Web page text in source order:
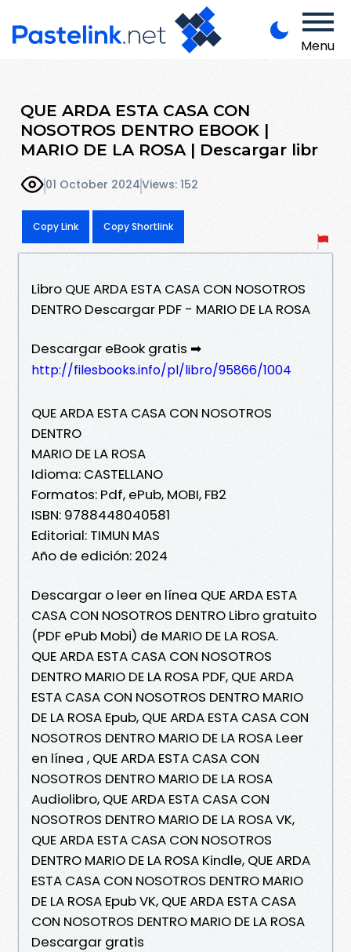
Menu
QUE ARDA ESTA CASA CON
NOSOTROS DENTRO EBOOK |
MARIO DE LA ROSA | Descargar libr
01 October 2024Views: 152
Copy Link Copy Shortlink
Libro QUE ARDA ESTA CASA CON NOSOTROS
DENTRO Descargar PDF - MARIO DE LA ROSA
Descargar eBook gratis ➡
http://filesbooks.info/pl/libro/95866/1004
QUE ARDA ESTA CASA CON NOSOTROS
DENTRO
MARIO DE LA ROSA
Idioma: CASTELLANO
Formatos: Pdf, ePub, MOBI, FB2
ISBN: 9788448040581
Editorial: TIMUN MAS
Año de edición: 2024
Descargar o leer en línea QUE ARDA ESTA
CASA CON NOSOTROS DENTRO Libro gratuito
(PDF ePub Mobi) de MARIO DE LA ROSA.
QUE ARDA ESTA CASA CON NOSOTROS
DENTRO MARIO DE LA ROSA PDF, QUE ARDA
ESTA CASA CON NOSOTROS DENTRO MARIO
DE LA ROSA Epub, QUE ARDA ESTA CASA CON
NOSOTROS DENTRO MARIO DE LA ROSA Leer
en línea , QUE ARDA ESTA CASA CON
NOSOTROS DENTRO MARIO DE LA ROSA
Audiolibro, QUE ARDA ESTA CASA CON
NOSOTROS DENTRO MARIO DE LA ROSA VK,
QUE ARDA ESTA CASA CON NOSOTROS
DENTRO MARIO DE LA ROSA Kindle, QUE ARDA
ESTA CASA CON NOSOTROS DENTRO MARIO
DE LA ROSA Epub VK, QUE ARDA ESTA CASA
CON NOSOTROS DENTRO MARIO DE LA ROSA
Descargar gratis